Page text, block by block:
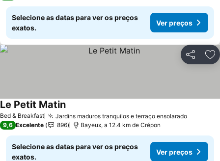
Selecione as datas para ver os preços
exatos.
Ver preços
Partilhar
Bed & Breakfast Jardins maduros tranquilos e terraço ensolaradoVer
Le Petit MatinVer preços
9,6 Excelente 896 Bayeux, a 12.4 km de Crépon
Selecione as datas para ver os preços
exatos.
Ver preços